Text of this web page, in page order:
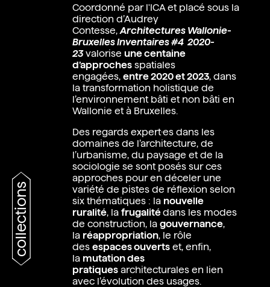
collections
Coordonné par l'ICA et placé sous la
direction d’Audrey
Contesse, Architectures Wallonie-
Bruxelles Inventaires #4 2020-
23valorise une centaine
d’approches spatiales
engagées, entre 2020 et 2023, dans
la transformation holistique de
l’environnement bâti et non bâti en
Wallonie et à Bruxelles.
Des regards expert·es dans les
domaines de l’architecture, de
l’urbanisme, du paysage et de la
sociologie se sont posés sur ces
approches pour en déceler une
variété de pistes de réflexion selon
six thématiques : la nouvelle
ruralité, la frugalitédans les modes
de construction, la gouvernance,
la réappropriation, le rôle
des espaces ouverts et, enfin,
la mutation des
pratiques architecturales en lien
avec l’évolution des usages.